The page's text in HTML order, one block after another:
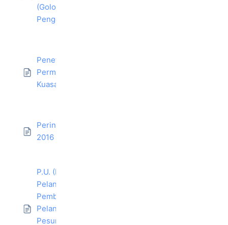
(Golongan
Pengguna Data)
Penetapan Tarikh
Permulaan Kuat
Kuasa
Perintah Pindaan
2016
P.U. (B) 263 :
Pelantikan Dan
Pembatalan
Pelantikan
Pesuruhjaya